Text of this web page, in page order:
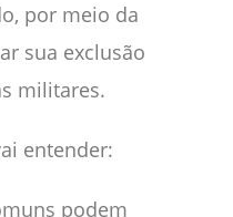
por meio da
sua exclusão
militares.
entender:
podem